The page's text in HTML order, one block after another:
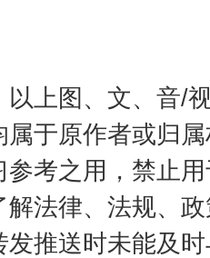
以上图、文、音/
属于原作者或归
参考之用，禁止
解法律、法规、
发推送时未能及
谢